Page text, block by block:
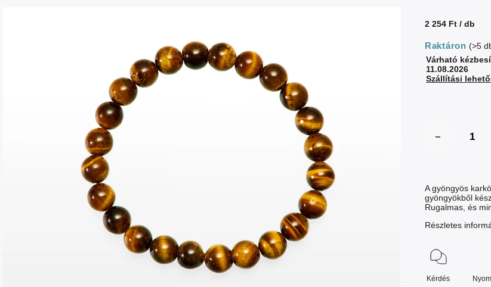
2 254 Ft/ db
Raktáron (>5
Várható
11.08.2026
Szállítási
A gyöngyös
gyöngyökből
Rugalmas, és
Részletes
Kérdés